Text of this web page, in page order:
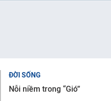
ĐỜI SỐNG
Nỗi niềm trong “Gió”